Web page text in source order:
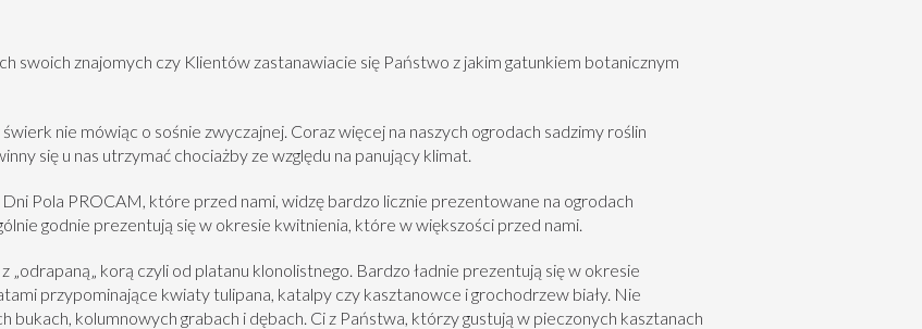
swoich znajomych czy Klientów zastanawiacie się Państwo z jakim gatunkiem botanicznym
nie mówiąc o sośnie zwyczajnej. Coraz więcej na naszych ogrodach sadzimy roślin
się u nas utrzymać chociażby ze względu na panujący klimat.
Pola PROCAM, które przed nami, widzę bardzo licznie prezentowane na ogrodach
godnie prezentują się w okresie kwitnienia, które w większości przed nami.
„odrapaną„ korą czyli od platanu klonolistnego . Bardzo ładnie prezentują się w okresie
przypominające kwiaty tulipana, katalpyczy kasztanowce igrochodrzew biały. Nie
bukach, kolumnowych grabach i dębach . Ci z Państwa, którzy gustują w pieczonych kasztanach